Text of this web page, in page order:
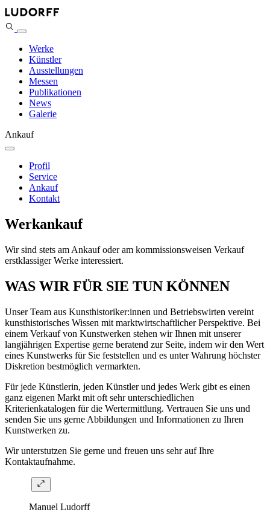
Werke
Künstler
Ausstellungen
Messen
Publikationen
News
Galerie
Ankauf
Profil
Service
Ankauf
Kontakt
Werkankauf
Wir sind stets am Ankauf oder am kommissionsweisen Verkauf
erstklassiger Werke interessiert.
WAS WIR FÜR SIE TUN KÖNNEN
Unser Team aus Kunsthistoriker:innen und Betriebswirten vereint
kunsthistorisches Wissen mit marktwirtschaftlicher Perspektive. Bei
einem Verkauf von Kunstwerken stehen wir Ihnen mit unserer
langjährigen Expertise gerne beratend zur Seite, indem wir den Wert
eines Kunstwerks für Sie feststellen und es unter Wahrung höchster
Diskretion bestmöglich vermarkten.
Für jede Künstlerin, jeden Künstler und jedes Werk gibt es einen
ganz eigenen Markt mit oft sehr unterschiedlichen
Kriterienkatalogen für die Wertermittlung. Vertrauen Sie uns und
senden Sie uns gerne Abbildungen und Informationen zu Ihren
Kunstwerken zu.
Wir unterstutzen Sie gerne und freuen uns sehr auf Ihre
Kontaktaufnahme.
Manuel Ludorff